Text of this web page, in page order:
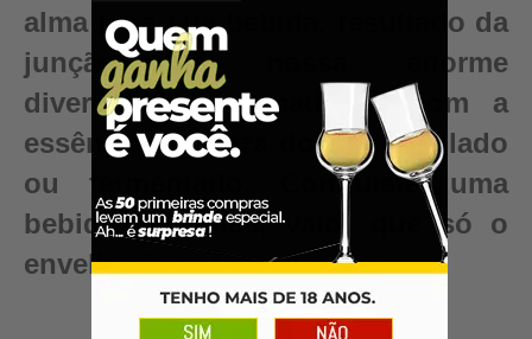
alma para sua bebida, resultado da
junção da nossa enorme
diversidade de madeiras com a
essência e pureza do seu destilado
ou fermentado. Conquiste uma
bebida autêntica, valor que só o
envelhecimento pode criar.